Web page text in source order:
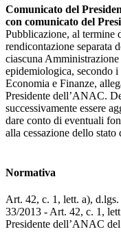
Comunicato del
con comunicato del
Pubblicazione, al termine
rendicontazione separata
ciascuna Amministrazione
epidemiologica, secondo
Economia e Finanze,
Presidente dell’ANAC.
successivamente essere
dare conto di eventuali
alla cessazione dello stato
Normativa
Art. 42, c. 1, lett. a),
33/2013 - Art. 42, c. 1,
Presidente dell’ANAC